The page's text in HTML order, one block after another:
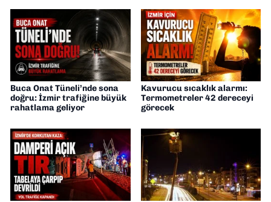
Buca Onat Tüneli’nde sona
doğru: İzmir trafiğine büyük
rahatlama geliyor
Kavurucu sıcaklık alarmı:
Termometreler 42 dereceyi
görecek